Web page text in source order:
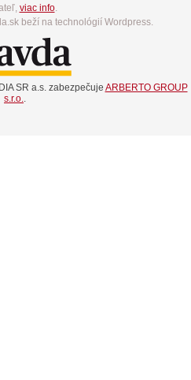
viac info.
beží na technológií Wordpress.
SR a.s. zabezpečuje ARBERTO GROUP
s.r.o..